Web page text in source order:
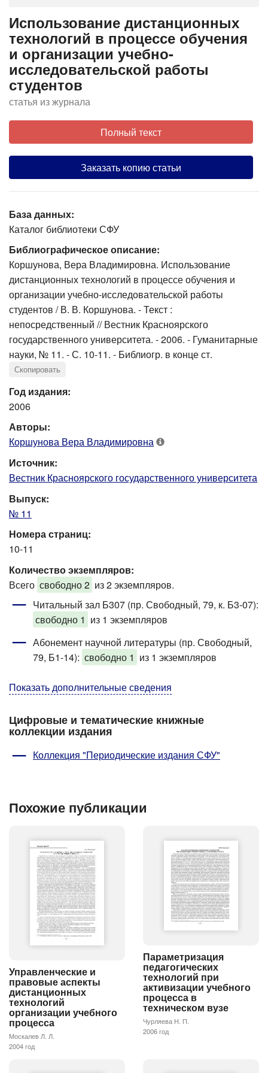
Использование дистанционных
технологий в процессе обучения
и организации учебно-
исследовательской работы
студентов
статья из журнала
Полный текст
Заказать копию статьи
База данных:
Каталог библиотеки СФУ
Библиографическое описание:
Коршунова, Вера Владимировна. Использование
дистанционных технологий в процессе обучения и
организации учебно-исследовательской работы
студентов / В. В. Коршунова. - Текст :
непосредственный // Вестник Красноярского
государственного университета. - 2006. - Гуманитарные
науки, № 11. - С. 10-11. - Библиогр. в конце ст.
Скопировать
Год издания:
2006
Авторы:
Коршунова Вера Владимировна
Источник:
Вестник Красноярского государственного университета
Выпуск:
№ 11
Номера страниц:
10-11
Количество экземпляров:
Всего свободно 2 из 2 экземпляров.
Читальный зал Б307 (пр. Свободный, 79, к. Б3-07):
свободно 1 из 1 экземпляров
Абонемент научной литературы (пр. Свободный,
79, Б1-14): свободно 1 из 1 экземпляров
Показать дополнительные сведения
Цифровые и тематические книжные
коллекции издания
Коллекция "Периодические издания СФУ"
Похожие публикации
Управленческие и
правовые аспекты
дистанционных
технологий
организации учебного
процесса
Москалев Л. Л.
2004 год
Параметризация
педагогических
технологий при
активизации учебного
процесса в
техническом вузе
Чурляева Н. П.
2006 год